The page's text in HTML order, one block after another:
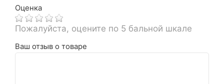
Оценка
Пожалуйста, оцените по 5 бальной шкале
Ваш отзыв о товаре